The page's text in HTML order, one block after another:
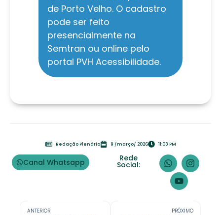
de Porto Velho. O cadastro
pode ser feito
presencialmente na
Semtran ou online pelo
portal PVH Acessibilidade.
Redação Plenário 9 /março/ 2026 11:03 PM
Canal Whatsapp Rede
Social:
ANTERIOR PRÓXIMO